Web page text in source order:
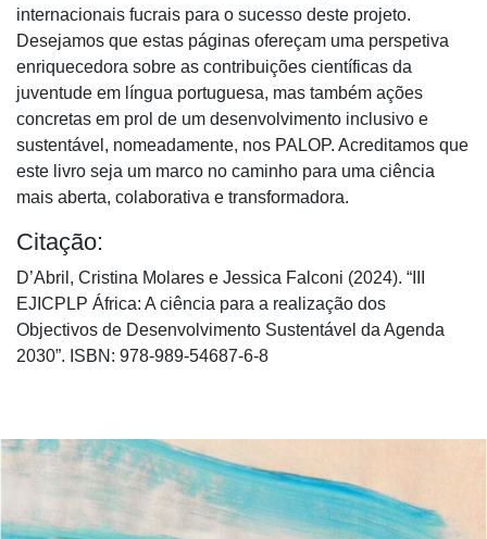
internacionais fucrais para o sucesso deste projeto.
Desejamos que estas páginas ofereçam uma perspetiva
enriquecedora sobre as contribuições científicas da
juventude em língua portuguesa, mas também ações
concretas em prol de um desenvolvimento inclusivo e
sustentável, nomeadamente, nos PALOP. Acreditamos que
este livro seja um marco no caminho para uma ciência
mais aberta, colaborativa e transformadora.
Citação:
D’Abril, Cristina Molares e Jessica Falconi (2024). “III
EJICPLP África: A ciência para a realização dos
Objectivos de Desenvolvimento Sustentável da Agenda
2030”. ISBN: 978-989-54687-6-8